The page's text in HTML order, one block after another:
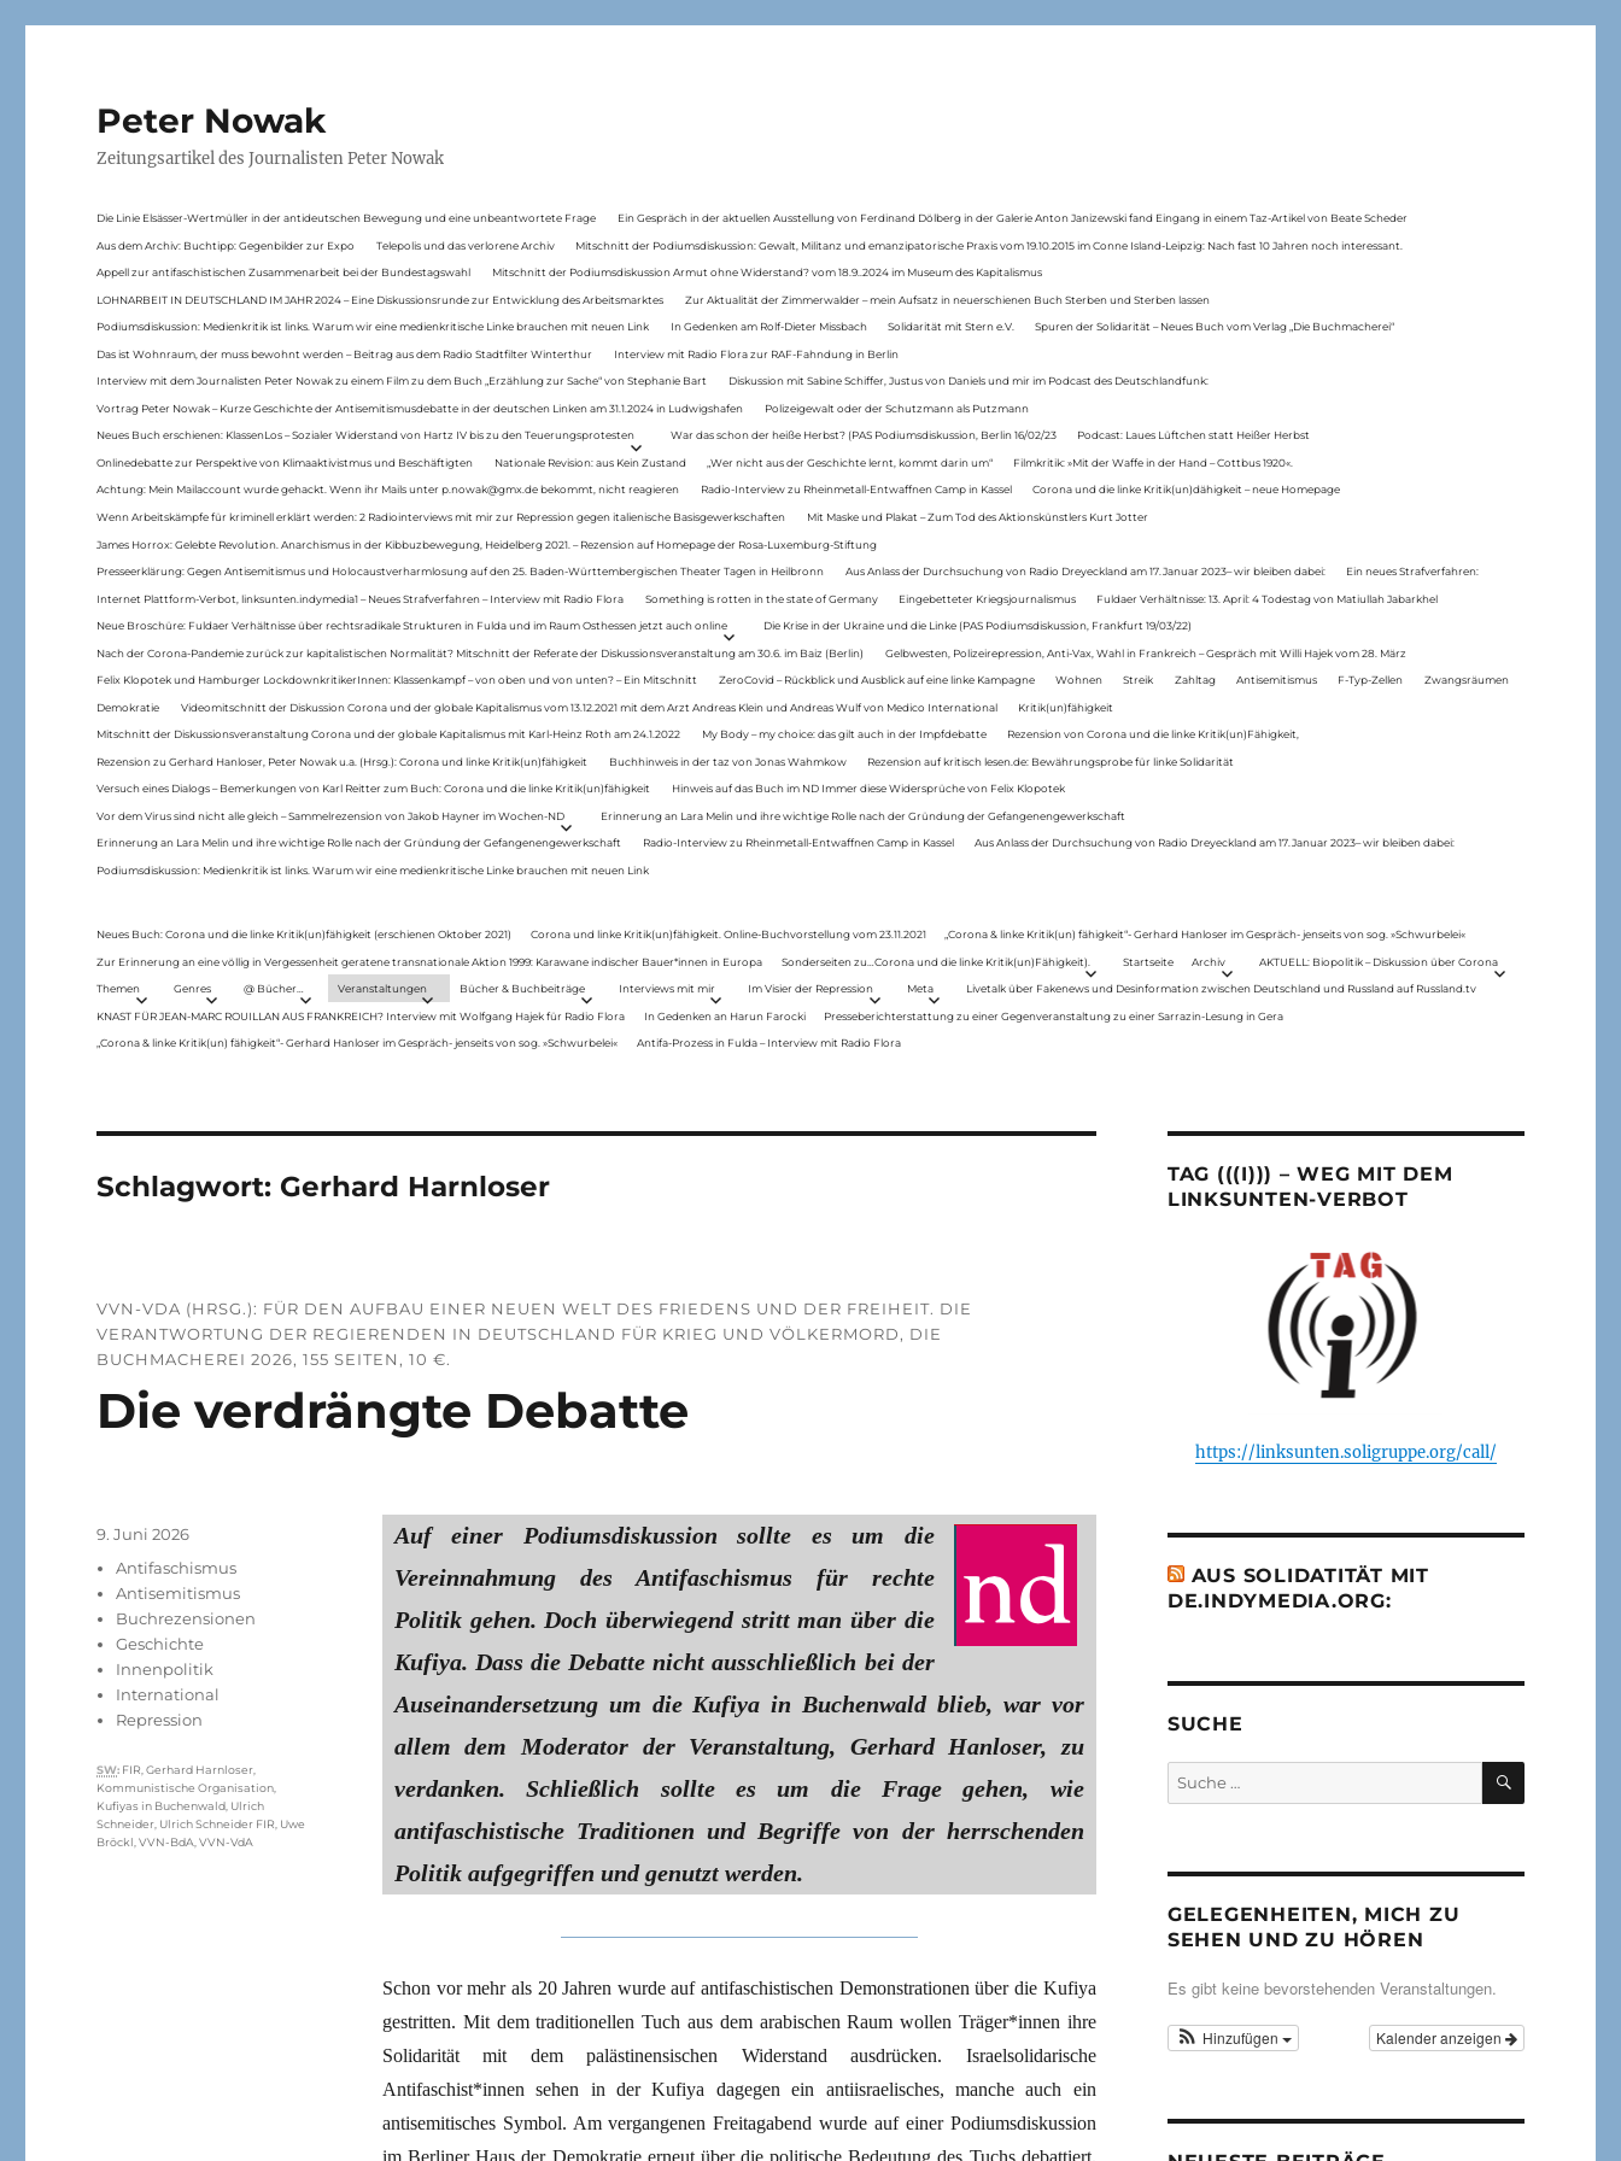
Peter Nowak
Zeitungsartikel des Journalisten Peter Nowak
Die Linie Elsässer-Wertmüller in der antideutschen Bewegung und eine unbeantwortete Frage Ein Gespräch in der aktuellen Ausstellung von Ferdinand Dölberg in der Galerie Anton Janizewski fand Eingang in einem Taz-Artikel von Beate Scheder
Aus dem Archiv: Buchtipp: Gegenbilder zur Expo Telepolis und das verlorene Archiv Mitschnitt der Podiumsdiskussion: Gewalt, Militanz und emanzipatorische Praxis vom 19.10.2015 im Conne Island-Leipzig: Nach fast 10 Jahren noch interessant.
Appell zur antifaschistischen Zusammenarbeit bei der Bundestagswahl Mitschnitt der Podiumsdiskussion Armut ohne Widerstand? vom 18.9..2024 im Museum des Kapitalismus
LOHNARBEIT IN DEUTSCHLAND IM JAHR 2024 – Eine Diskussionsrunde zur Entwicklung des Arbeitsmarktes Zur Aktualität der Zimmerwalder – mein Aufsatz in neuerschienen Buch Sterben und Sterben lassen
Podiumsdiskussion: Medienkritik ist links. Warum wir eine medienkritische Linke brauchen mit neuen Link In Gedenken am Rolf-Dieter Missbach Solidarität mit Stern e.V. Spuren der Solidarität – Neues Buch vom Verlag „Die Buchmacherei“
Das ist Wohnraum, der muss bewohnt werden – Beitrag aus dem Radio Stadtfilter Winterthur Interview mit Radio Flora zur RAF-Fahndung in Berlin
Interview mit dem Journalisten Peter Nowak zu einem Film zu dem Buch „Erzählung zur Sache“ von Stephanie Bart Diskussion mit Sabine Schiffer, Justus von Daniels und mir im Podcast des Deutschlandfunk:
Vortrag Peter Nowak – Kurze Geschichte der Antisemitismusdebatte in der deutschen Linken am 31.1.2024 in Ludwigshafen Polizeigewalt oder der Schutzmann als Putzmann
Neues Buch erschienen: KlassenLos – Sozialer Widerstand von Hartz IV bis zu den Teuerungsprotesten War das schon der heiße Herbst? (PAS Podiumsdiskussion, Berlin 16/02/23 Podcast: Laues Lüftchen statt Heißer Herbst
Onlinedebatte zur Perspektive von Klimaaktivistmus und Beschäftigten Nationale Revision: aus Kein Zustand „Wer nicht aus der Geschichte lernt, kommt darin um“ Filmkritik: »Mit der Waffe in der Hand – Cottbus 1920«.
Achtung: Mein Mailaccount wurde gehackt. Wenn ihr Mails unter p.nowak@gmx.de bekommt, nicht reagieren Radio-Interview zu Rheinmetall-Entwaffnen Camp in Kassel Corona und die linke Kritik(un)dähigkeit – neue Homepage
Wenn Arbeitskämpfe für kriminell erklärt werden: 2 Radiointerviews mit mir zur Repression gegen italienische Basisgewerkschaften Mit Maske und Plakat – Zum Tod des Aktionskünstlers Kurt Jotter
James Horrox: Gelebte Revolution. Anarchismus in der Kibbuzbewegung, Heidelberg 2021. – Rezension auf Homepage der Rosa-Luxemburg-Stiftung
Presseerklärung: Gegen Antisemitismus und Holocaustverharmlosung auf den 25. Baden-Württembergischen Theater Tagen in Heilbronn Aus Anlass der Durchsuchung von Radio Dreyeckland am 17.Januar 2023– wir bleiben dabei: Ein neues Strafverfahren:
Internet Plattform-Verbot, linksunten.indymedia1 – Neues Strafverfahren – Interview mit Radio Flora Something is rotten in the state of Germany Eingebetteter Kriegsjournalismus Fuldaer Verhältnisse: 13. April: 4 Todestag von Matiul­lah Jabarkhel
Neue Broschüre: Fuldaer Verhältnisse über rechtsradikale Strukturen in Fulda und im Raum Osthessen jetzt auch online Die Krise in der Ukraine und die Linke (PAS Podiumsdiskussion, Frankfurt 19/03/22)
Nach der Corona-Pandemie zurück zur kapitalistischen Normalität? Mitschnitt der Referate der Diskussionsveranstaltung am 30.6. im Baiz (Berlin) Gelbwesten, Polizeirepression, Anti-Vax, Wahl in Frankreich – Gespräch mit Willi Hajek vom 28. März
Felix Klopotek und Hamburger LockdownkritikerInnen: Klassenkampf – von oben und von unten? – Ein Mitschnitt ZeroCovid – Rückblick und Ausblick auf eine linke Kampagne Wohnen Streik Zahltag Antisemitismus F-Typ-Zellen Zwangsräumen
Demokratie Videomitschnitt der Diskussion Corona und der globale Kapitalismus vom 13.12.2021 mit dem Arzt Andreas Klein und Andreas Wulf von Medico International Kritik(un)fähigkeit
Mitschnitt der Diskussionsveranstaltung Corona und der globale Kapitalismus mit Karl-Heinz Roth am 24.1.2022 My Body – my choice: das gilt auch in der Impfdebatte Rezension von Corona und die linke Kritik(un)Fähigkeit,
Rezension zu Gerhard Hanloser, Peter Nowak u.a. (Hrsg.): Corona und linke Kritik(un)fähigkeit Buchhinweis in der taz von Jonas Wahmkow Rezension auf kritisch lesen.de: Bewährungsprobe für linke Solidarität
Versuch eines Dialogs – Bemerkungen von Karl Reitter zum Buch: Corona und die linke Kritik(un)fähigkeit Hinweis auf das Buch im ND Immer diese Widersprüche von Felix Klopotek
Vor dem Virus sind nicht alle gleich – Sammelrezension von Jakob Hayner im Wochen-ND Erinnerung an Lara Melin und ihre wichtige Rolle nach der Gründung der Gefangenengewerkschaft
Erinnerung an Lara Melin und ihre wichtige Rolle nach der Gründung der Gefangenengewerkschaft Radio-Interview zu Rheinmetall-Entwaffnen Camp in Kassel Aus Anlass der Durchsuchung von Radio Dreyeckland am 17.Januar 2023– wir bleiben dabei:
Podiumsdiskussion: Medienkritik ist links. Warum wir eine medienkritische Linke brauchen mit neuen Link
Neues Buch: Corona und die linke Kritik(un)fähigkeit (erschienen Oktober 2021) Corona und linke Kritik(un)fähigkeit. Online-Buchvorstellung vom 23.11.2021 „Corona & linke Kritik(un) fähigkeit“- Gerhard Hanloser im Gespräch- jenseits von sog. »Schwurbelei«
Zur Erinnerung an eine völlig in Vergessenheit geratene transnationale Aktion 1999: Karawane indischer Bauer*innen in Europa Sonderseiten zu…Corona und die linke Kritik(un)Fähigkeit). Startseite Archiv AKTUELL: Biopolitik – Diskussion über Corona
Themen Genres @ Bücher… Veranstaltungen Bücher & Buchbeiträge Interviews mit mir Im Visier der Repression Meta Livetalk über Fakenews und Desinformation zwischen Deutschland und Russland auf Russland.tv
KNAST FÜR JEAN-MARC ROUILLAN AUS FRANKREICH? Interview mit Wolfgang Hajek für Radio Flora In Gedenken an Harun Farocki Presseberichterstattung zu einer Gegenveranstaltung zu einer Sarrazin-Lesung in Gera
„Corona & linke Kritik(un) fähigkeit“- Gerhard Hanloser im Gespräch- jenseits von sog. »Schwurbelei« Antifa-Prozess in Fulda – Interview mit Radio Flora
Schlagwort: Gerhard Harnloser
VVN-VDA (HRSG.): FÜR DEN AUFBAU EINER NEUEN WELT DES FRIEDENS UND DER FREIHEIT. DIE
VERANTWORTUNG DER REGIERENDEN IN DEUTSCHLAND FÜR KRIEG UND VÖLKERMORD, DIE
BUCHMACHEREI 2026, 155 SEITEN, 10 €.
Die verdrängte Debatte
Auf einer Podiumsdiskussion sollte es um die
Vereinnahmung des Antifaschismus für rechte
Politik gehen. Doch überwiegend stritt man über die
Kufiya. Dass die Debatte nicht ausschließlich bei der
Auseinandersetzung um die Kufiya in Buchenwald blieb, war vor
allem dem Moderator der Veranstaltung, Gerhard Hanloser, zu
verdanken. Schließlich sollte es um die Frage gehen, wie
antifaschistische Traditionen und Begriffe von der herrschenden
Politik aufgegriffen und genutzt werden.
Schon vor mehr als 20 Jahren wurde auf antifaschistischen Demonstrationen über die Kufiya
gestritten. Mit dem traditionellen Tuch aus dem arabischen Raum wollen Träger*innen ihre
Solidarität mit dem palästinensischen Widerstand ausdrücken. Israelsolidarische
Antifaschist*innen sehen in der Kufiya dagegen ein antiisraelisches, manche auch ein
antisemitisches Symbol. Am vergangenen Freitagabend wurde auf einer Podiumsdiskussion
im Berliner Haus der Demokratie erneut über die politische Bedeutung des Tuchs debattiert.
Veröffentlicht
9. Juni 2026
Kategorien
Antifaschismus
Antisemitismus
Buchrezensionen
Geschichte
Innenpolitik
International
Repression
Schlagwörter
SW: FIR ,Gerhard Harnloser
Kommunistische Organisation
Kufiyas in Buchenwald Ulrich
Schneider Ulrich Schneider FIR Uwe
Bröckl ,VVN-BdA ,VVN-VdA
TAG (((I))) – WEG MIT DEM
LINKSUNTEN-VERBOT
https://linksunten.soligruppe.org/call/
AUS SOLIDATITÄT MIT
DE.INDYMEDIA.ORG:
SUCHE
Suche
nach:
SUCHEN
GELEGENHEITEN, MICH ZU
SEHEN UND ZU HÖREN
Es gibt keine bevorstehenden Veranstaltungen.
Kalender anzeigen
Hinzufügen